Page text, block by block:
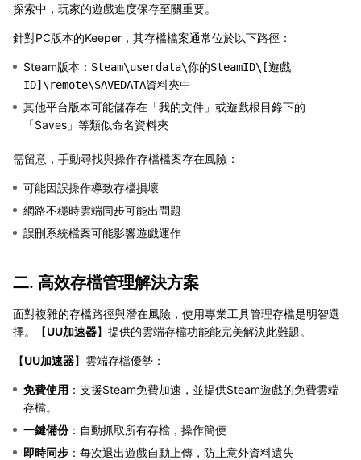
探索中，玩家的遊戲進度保存至關重要。
針對PC版本的Keeper，其存檔檔案通常位於以下路徑：
Steam版本： Steam\userdata\你的SteamID\[遊戲
ID]\remote\SAVEDATA資料夾中
其他平台版本可能儲存在「我的文件」或遊戲根目錄下的
「Saves」等類似命名資料夾
需留意，手動尋找與操作存檔檔案存在風險：
可能因誤操作導致存檔損壞
網路不穩時雲端同步可能出問題
誤刪系統檔案可能影響遊戲運作
二. 高效存檔管理解決方案
面對複雜的存檔路徑與潛在風險，使用專業工具管理存檔是明智選
擇。【UU加速器】提供的雲端存檔功能能完美解決此難題。
【UU加速器】雲端存檔優勢：
免費使用 ：支援Steam免費加速，並提供Steam遊戲的免費雲端
存檔。
一鍵備份：自動抓取所有存檔，操作簡便
即時同步 ：每次退出遊戲自動上傳，防止意外資料遺失